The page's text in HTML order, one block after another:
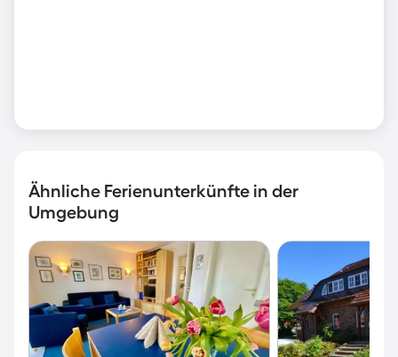
Ähnliche Ferienunterkünfte in der
Umgebung